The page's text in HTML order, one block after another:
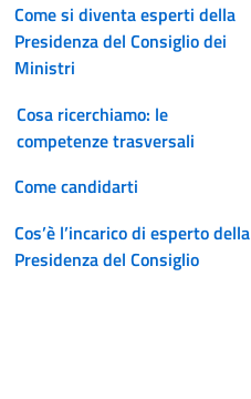
Come si diventa esperti della
Presidenza del Consiglio dei
Ministri
Cosa ricerchiamo: le
competenze trasversali
Come candidarti
Cos’è l’incarico di esperto della
Presidenza del Consiglio